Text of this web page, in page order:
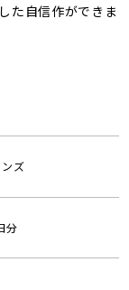
た自信作ができま
ズ
分